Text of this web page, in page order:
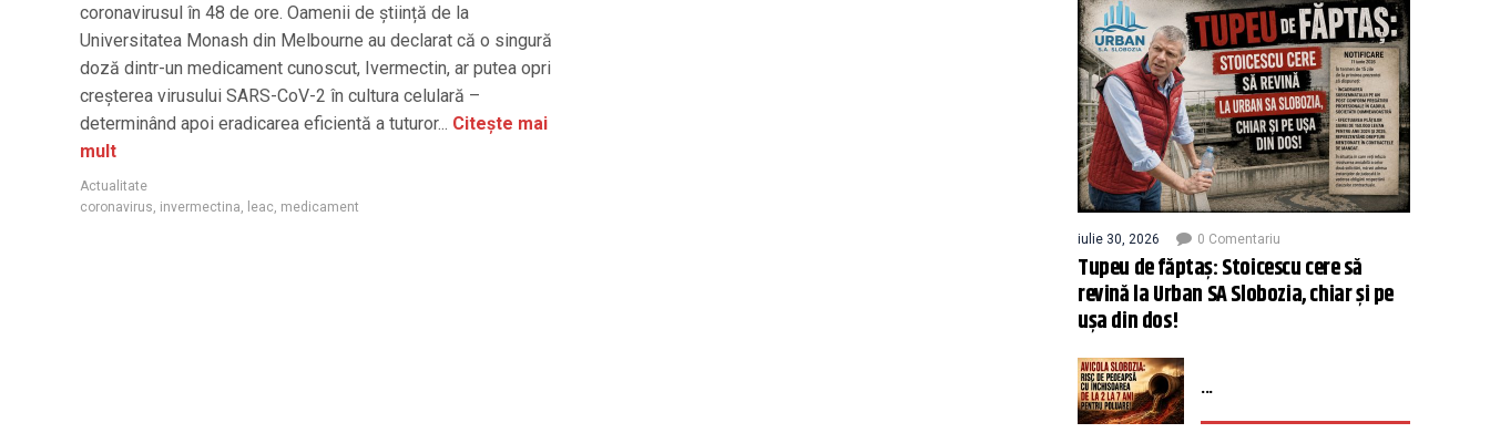
coronavirusul în 48 de ore. Oamenii de știință de la
Universitatea Monash din Melbourne au declarat că o singură
doză dintr-un medicament cunoscut, Ivermectin, ar putea opri
creșterea virusului SARS-CoV-2 în cultura celulară –
determinând apoi eradicarea eficientă a tuturor... Citește mai
mult
Actualitate
coronavirus invermectina leac medicament
iulie 30, 2026 0 Comentariu
Tupeu de făptaș: Stoicescu cere să
revină la Urban SA Slobozia, chiar și pe
ușa din dos!
...